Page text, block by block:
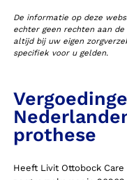
De informatie op deze
echter geen rechten aan
altijd bij uw eigen
specifiek voor u gelden.
prothese
Heeft Livit Ottobock